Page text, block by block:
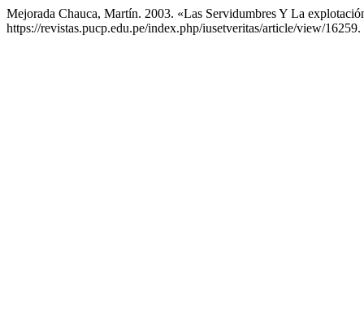
Mejorada Chauca, Martín. 2003. «Las Servidumbres Y La
https://revistas.pucp.edu.pe/index.php/iusetveritas/article/view/16259.